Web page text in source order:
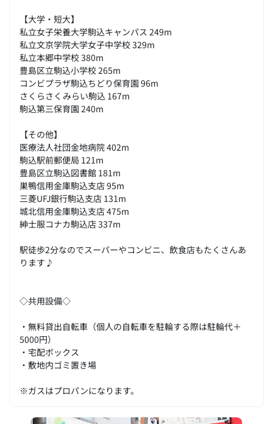
【大学・短大】
私立女子栄養大学駒込キャンパス 249m
私立文京学院大学女子中学校 329m
私立本郷中学校 380m
豊島区立駒込小学校 265m
コンビプラザ駒込ちどり保育園 96m
さくらさくみらい駒込 167m
駒込第三保育園 240m
【その他】
医療法人社団金地病院 402m
駒込駅前郵便局 121m
豊島区立駒込図書館 181m
巣鴨信用金庫駒込支店 95m
三菱UFJ銀行駒込支店 131m
城北信用金庫駒込支店 475m
紳士服コナカ駒込店 337m
駅徒歩2分なのでスーパーやコンビニ、飲食店もたくさんあ
ります♪
◇共用設備◇
・無料貸出自転車（個人の自転車を駐輪する際は駐輪代＋
5000円）
・宅配ボックス
・敷地内ゴミ置き場
※ガスはプロパンになります。